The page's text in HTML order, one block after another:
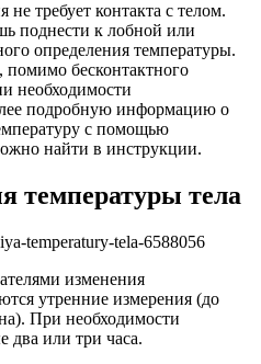
требует контакта с телом.
поднести к лобной или
определения температуры.
помимо бесконтактного
необходимости
подробную информацию о
с помощью
найти в инструкции.
температуры тела
изменения
утренние измерения (до
При необходимости
два или три часа.